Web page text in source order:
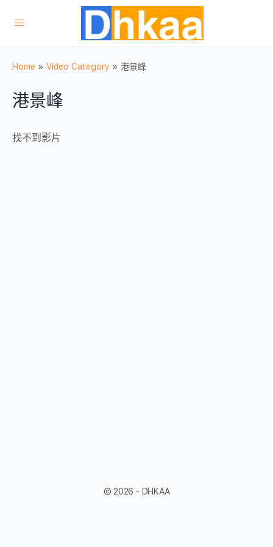
Home » Video Category » 港景峰
港景峰
找不到影片
© 2026 - DHKAA